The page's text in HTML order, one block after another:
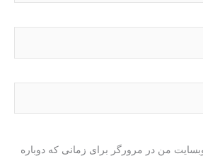
من در مرورگر برای زمانی که دوباره